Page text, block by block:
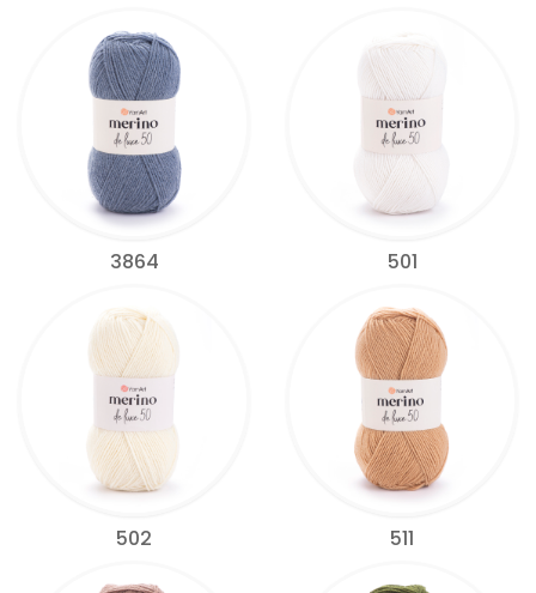
3864 501
502 511